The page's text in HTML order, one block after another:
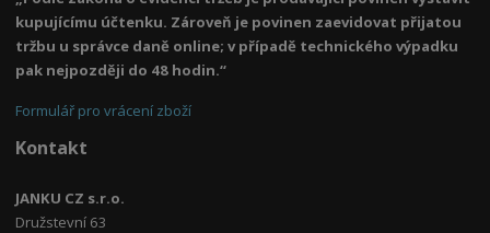
kupujícímu účtenku. Zároveň je povinen zaevidovat přijatou
tržbu u správce daně online; v případě technického výpadku
pak nejpozději do 48 hodin.“
Formulář pro vrácení zboží
Kontakt
JANKU CZ s.r.o.
Družstevní 63